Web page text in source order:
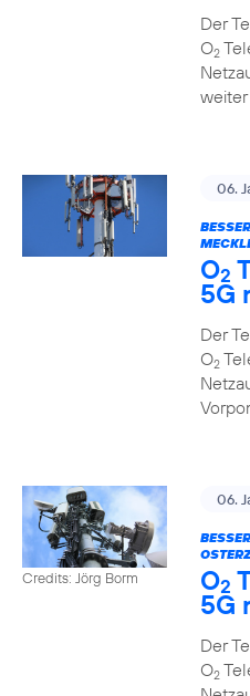
Der
O2
06.
O2
5G
Der
O2
Credits: Jörg Borm
06.
O2
5G
Der
O2